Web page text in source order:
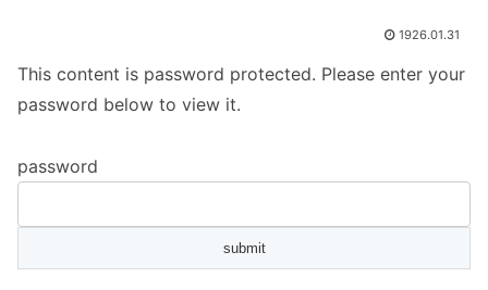
1926.01.31
This content is password protected. Please enter your
password below to view it.
password